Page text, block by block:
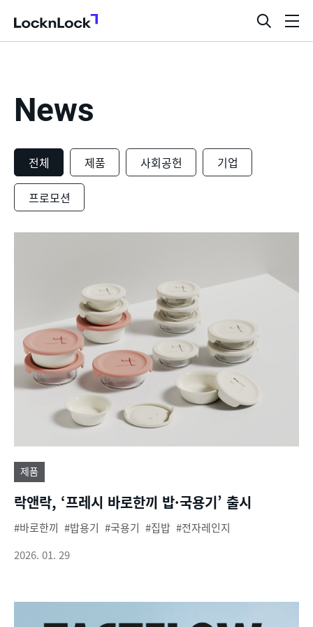
LocknLock
검
색
News
전체 제품 사회공헌 기업
프로모션
제품
락앤락, ‘프레시 바로한끼 밥·국용기’ 출시
바로한끼 밥용기 국용기 집밥
전자레인지
2026. 01. 29